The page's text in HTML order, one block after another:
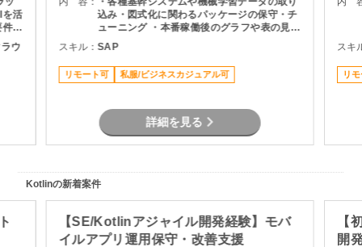
を活
に
・
ま
ウ
込み・図式化に関わるパッケージの保守・チ
ューニング ・本番稼働後のグラフや表の見栄
え変更、微修正対応 ・メンバーへの知見・技
術習熟のサポート
スキル：SAP
リモート可 私服/ビジネスカジュアル可
詳細を見る
スキ
リ
Kotlinの新着案件
【SE/Kotlinアジャイル開発経験】モバ
イルアプリ運用保守・改善支援
【
開